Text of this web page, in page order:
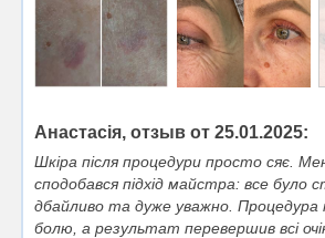
Анастасія, отзыв от 25.01.2025:
Шкіра після процедури просто сяє.
сподобався підхід майстра: все було
дбайливо та дуже уважно. Процедура
болю, а результат перевершив всі